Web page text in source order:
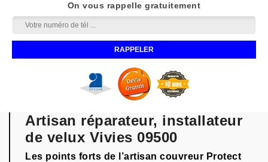
On vous rappelle gratuitement
Artisan réparateur, installateur
de velux Vivies 09500
Les points forts de l’artisan couvreur Protect